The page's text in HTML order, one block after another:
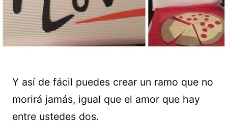
Y así de fácil puedes crear un ramo que no
morirá jamás, igual que el amor que hay
entre ustedes dos.